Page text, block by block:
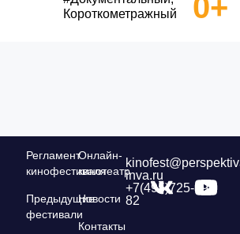
Короткометражный
Регламент
кинофестиваля
Предыдущие
фестивали
Онлайн-
кинотеатр
Новости
Контакты
inva.ru
+7(495)725-39-
82